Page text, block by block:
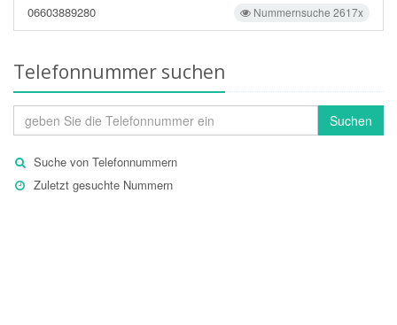
Nummernsuche 2617x
06603889280
Telefonnummer suchen
Suchen
Suche von Telefonnummern
Zuletzt gesuchte Nummern